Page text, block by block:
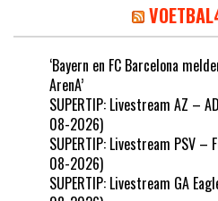
‘Bayern en FC Barcelona
ArenA’
SUPERTIP: Livestream AZ –
08-2026)
SUPERTIP: Livestream PSV
08-2026)
SUPERTIP: Livestream GA